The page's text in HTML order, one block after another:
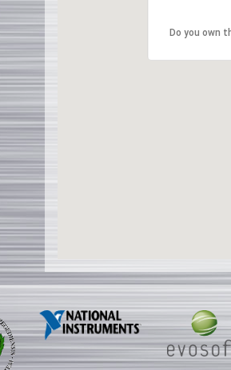
Do you own